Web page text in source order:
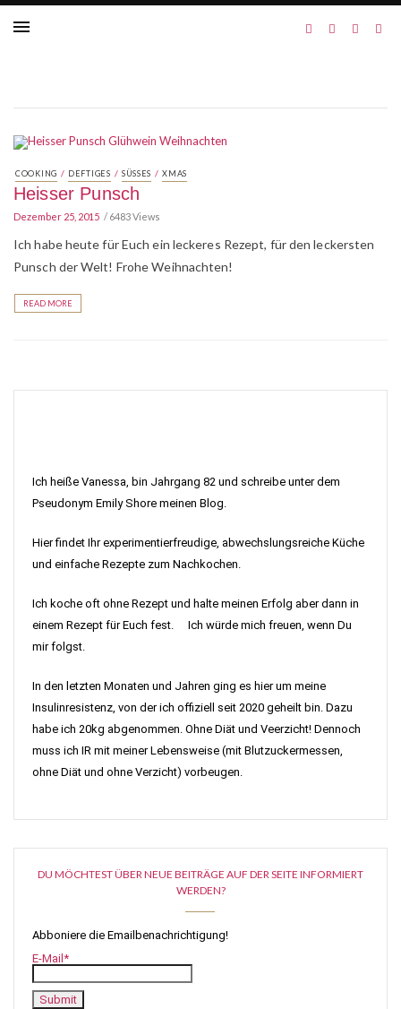
COOKING / DEFTIGES / SÜSSES / XMAS
Heisser Punsch
Dezember 25, 2015 6483 Views
Ich habe heute für Euch ein leckeres Rezept, für den leckersten
Punsch der Welt! Frohe Weihnachten!
READ MORE
Ich heiße Vanessa, bin Jahrgang 82 und schreibe unter dem
Pseudonym Emily Shore meinen Blog.
Hier findet Ihr experimentierfreudige, abwechslungsreiche Küche
und einfache Rezepte zum Nachkochen.
Ich koche oft ohne Rezept und halte meinen Erfolg aber dann in
einem Rezept für Euch fest. Ich würde mich freuen, wenn Du
mir folgst.
In den letzten Monaten und Jahren ging es hier um meine
Insulinresistenz, von der ich offiziell seit 2020 geheilt bin. Dazu
habe ich 20kg abgenommen. Ohne Diät und Veerzicht! Dennoch
muss ich IR mit meiner Lebensweise (mit Blutzuckermessen,
ohne Diät und ohne Verzicht) vorbeugen.
DU MÖCHTEST ÜBER NEUE BEITRÄGE AUF DER SEITE INFORMIERT
WERDEN?
Abboniere die Emailbenachrichtigung!
E-Mail*